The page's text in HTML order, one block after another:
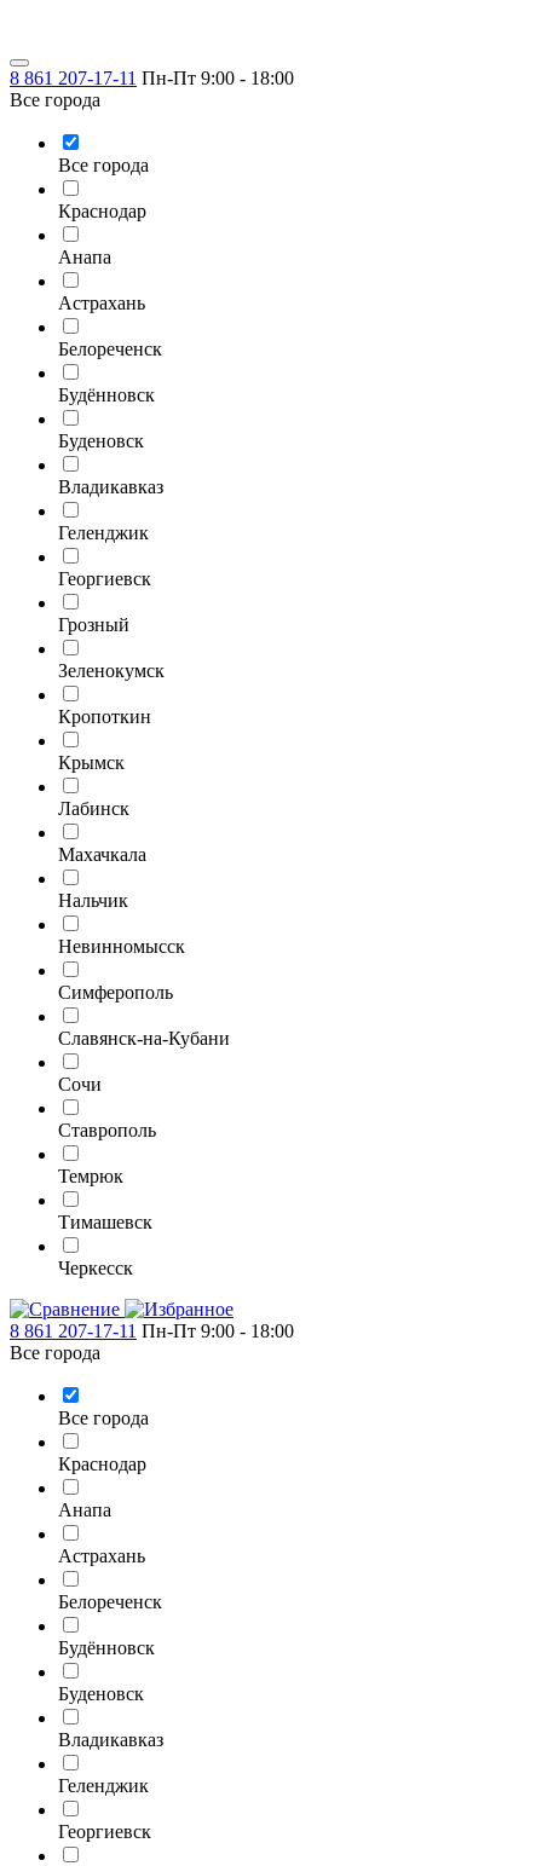
8 861 207-17-11 Пн-Пт 9:00 - 18:00
Все города
Все города
Краснодар
Анапа
Астрахань
Белореченск
Будённовск
Буденовск
Владикавказ
Геленджик
Георгиевск
Грозный
Зеленокумск
Кропоткин
Крымск
Лабинск
Махачкала
Нальчик
Невинномысск
Симферополь
Славянск-на-Кубани
Сочи
Ставрополь
Темрюк
Тимашевск
Черкесск
8 861 207-17-11 Пн-Пт 9:00 - 18:00
Все города
Все города
Краснодар
Анапа
Астрахань
Белореченск
Будённовск
Буденовск
Владикавказ
Геленджик
Георгиевск